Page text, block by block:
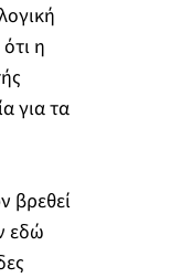
η
για τα
βρεθεί
εδώ